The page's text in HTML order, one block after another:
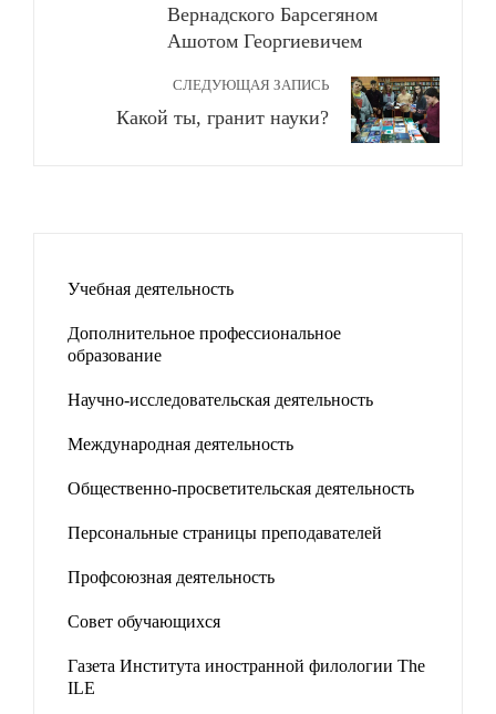
Вернадского Барсегяном
Ашотом Георгиевичем
СЛЕДУЮЩАЯ ЗАПИСЬ
Какой ты, гранит науки?
Учебная деятельность
Дополнительное профессиональное
образование
Научно-исследовательская деятельность
Международная деятельность
Общественно-просветительская деятельность
Персональные страницы преподавателей
Профсоюзная деятельность
Совет обучающихся
Газета Института иностранной филологии The
ILE